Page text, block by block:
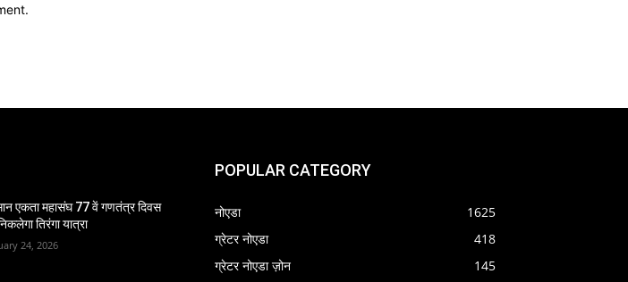
एकता महासंघ 77 वें गणतंत्र दिवस
तिरंगा यात्रा
24, 2026
POPULAR CATEGORY
नोएडा
1625
ग्रेटर नोएडा
418
ग्रेटर नोएडा ज़ोन
145